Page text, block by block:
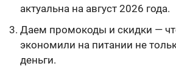
актуальна на август 2026 года.
Даем промокоды и скидки —
экономили на питании не
деньги.